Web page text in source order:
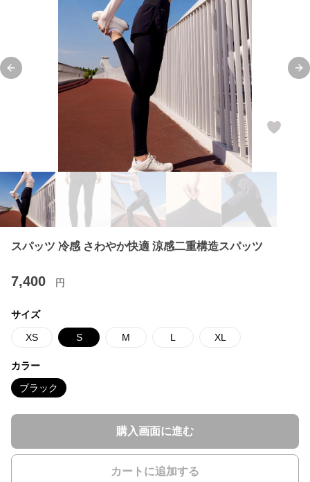
Previous slide
スパッツ 冷感 さわやか快適 涼感二重構造スパッツ
7,400 円
サイズ
XS S M L XL
カラー
ブラック
購入画面に進む
カートに追加する